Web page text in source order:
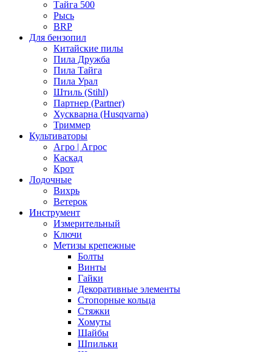
Тайга 500
Рысь
BRP
Для бензопил
Китайские пилы
Пила Дружба
Пила Тайга
Пила Урал
Штиль (Stihl)
Партнер (Partner)
Хускварна (Husqvarna)
Триммер
Культиваторы
Агро | Агрос
Каскад
Крот
Лодочные
Вихрь
Ветерок
Инструмент
Измерительный
Ключи
Метизы крепежные
Болты
Винты
Гайки
Декоративные элементы
Стопорные кольца
Стяжки
Хомуты
Шайбы
Шпильки